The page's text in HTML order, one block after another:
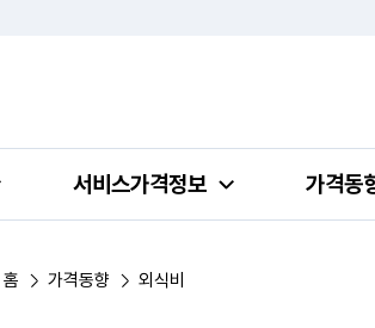
서비스가격정보 가격동
홈 가격동향 외식비